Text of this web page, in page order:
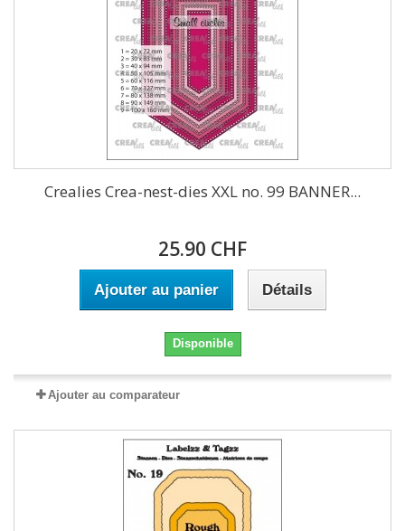
Crealies Crea-nest-dies XXL no. 99 BANNER...
25.90 CHF
Ajouter au panier Détails
Disponible
Ajouter au comparateur